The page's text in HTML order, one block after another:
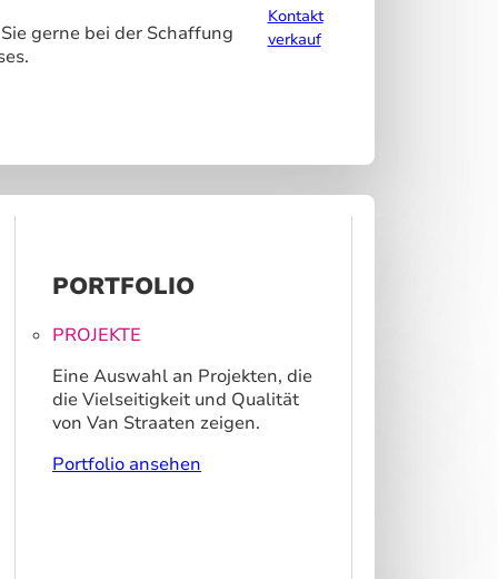
gerne bei der Schaffung
Kontakt
verkauf
PORTFOLIO
PROJEKTE
Eine Auswahl an Projekten, die
die Vielseitigkeit und Qualität
von Van Straaten zeigen.
Portfolio ansehen